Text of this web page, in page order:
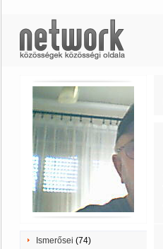
Ismerősei (74)